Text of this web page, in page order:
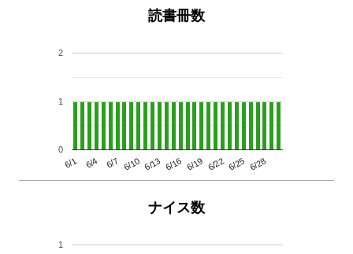
読書冊数
6/1 6/4 6/7 6/10 6/13 6/16 6/19 6/22 6/25 6/28
0
1
2
ナイス数
1